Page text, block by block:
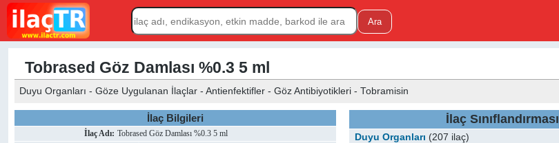
Tobrased Göz Damlası %0.3 5 ml
Duyu Organları - Göze Uygulanan İlaçlar - Antienfektifler - Göz Antibiyotikleri - Tobramisin
İlaç Bilgileri
İlaç Adı: Tobrased Göz Damlası %0.3 5 ml
İlaç Sınıflandırması
Duyu Organları (207 ilaç)